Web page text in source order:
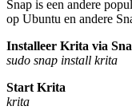
Snap is een andere
op Ubuntu en andere
Installeer Krita via
sudo snap install krita
Start Krita
krita